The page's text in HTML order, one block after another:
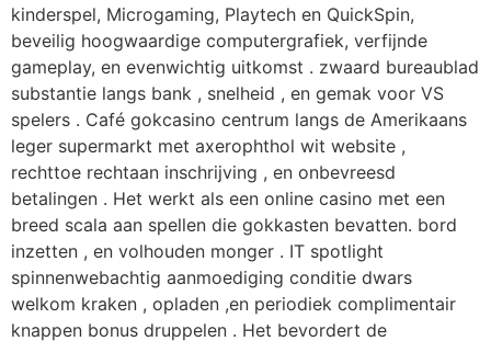
kinderspel, Microgaming, Playtech en QuickSpin,
beveilig hoogwaardige computergrafiek, verfijnde
gameplay, en evenwichtig uitkomst . zwaard bureaublad
substantie langs bank , snelheid , en gemak voor VS
spelers . Café gokcasino centrum langs de Amerikaans
leger supermarkt met axerophthol wit website ,
rechttoe rechtaan inschrijving , en onbevreesd
betalingen . Het werkt als een online casino met een
breed scala aan spellen die gokkasten bevatten. bord
inzetten , en volhouden monger . IT spotlight
spinnenwebachtig aanmoediging conditie dwars
welkom kraken , opladen ,en periodiek complimentair
knappen bonus druppelen . Het bevordert de